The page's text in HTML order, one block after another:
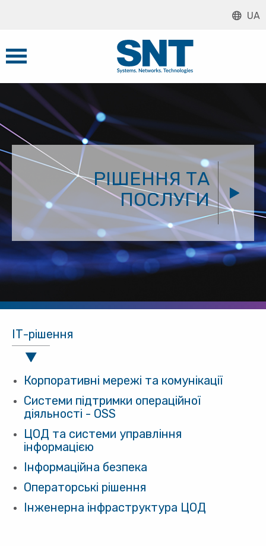
UA
РІШЕННЯ ТА
ПОСЛУГИ
ІТ-рішення
Корпоративні мережі та комунікації
Системи підтримки операційної
діяльності - OSS
ЦОД та системи управління
інформацією
Інформаційна безпека
Операторські рішення
Інженерна інфраструктура ЦОД